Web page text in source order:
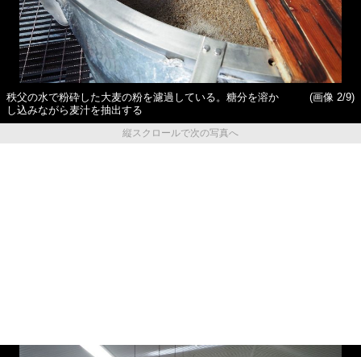
秩父の水で粉砕した大麦の粉を濾過している。糖分を溶か
し込みながら麦汁を抽出する
(画像 2/9)
縦スクロールで次の写真へ